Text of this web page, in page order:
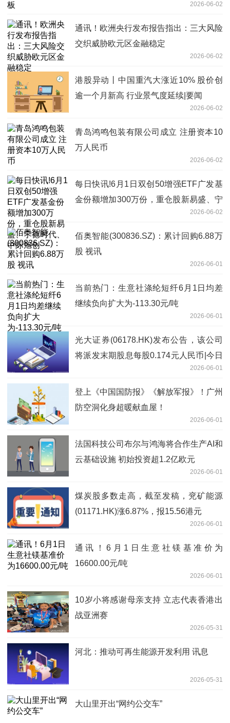
2026-06-02
通讯！欧洲央行发布报告指出：三大风险
交织威胁欧元区金融稳定
2026-06-02
港股异动丨中国重汽大涨近10% 股价创
逾一个月新高 行业景气度延续|要闻
2026-06-02
青岛鸿鸣包装有限公司成立 注册资本10
万人民币
2026-06-02
每日快讯!6月1日双创50增强ETF广发基
金份额增加300万份，重仓股新易盛、宁
2026-06-02
佰奥智能(300836.SZ)：累计回购6.88万
股 视讯
2026-06-01
当前热门：生意社涤纶短纤6月1日均差
继续负向扩大为-113.30元/吨
2026-06-01
光大证券(06178.HK)发布公告，该公司
将派发末期股息每股0.174元人民币|今日
2026-06-01
登上《中国国防报》《解放军报》！广州
防空洞化身超暖献血屋！
2026-06-01
法国科技公司布尔与鸿海将合作生产AI和
云基础设施 初始投资超1.2亿欧元
2026-06-01
煤炭股多数走高，截至发稿，兖矿能源
(01171.HK)涨6.87%，报15.56港元
2026-06-01
通讯！6月1日生意社镁基准价为
16600.00元/吨
2026-06-01
10岁小将感谢母亲支持 立志代表香港出
战亚洲赛
2026-05-31
河北：推动可再生能源开发利用 讯息
2026-05-31
大山里开出“网约公交车”